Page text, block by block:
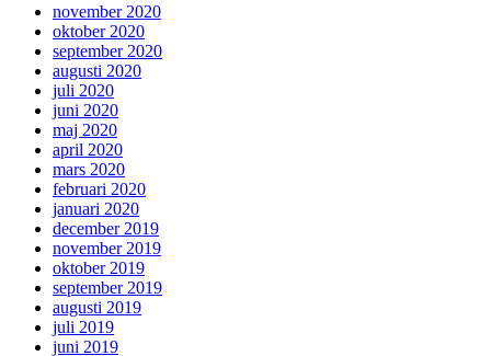
november 2020
oktober 2020
september 2020
augusti 2020
juli 2020
juni 2020
maj 2020
april 2020
mars 2020
februari 2020
januari 2020
december 2019
november 2019
oktober 2019
september 2019
augusti 2019
juli 2019
juni 2019